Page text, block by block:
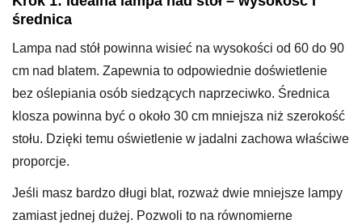
średnica
Lampa nad stół powinna wisieć na wysokości od 60 do 90
cm nad blatem. Zapewnia to odpowiednie doświetlenie
bez oślepiania osób siedzących naprzeciwko. Średnica
klosza powinna być o około 30 cm mniejsza niż szerokość
stołu. Dzięki temu oświetlenie w jadalni zachowa właściwe
proporcje.
Jeśli masz bardzo długi blat, rozważ dwie mniejsze lampy
zamiast jednej dużej. Pozwoli to na równomierne